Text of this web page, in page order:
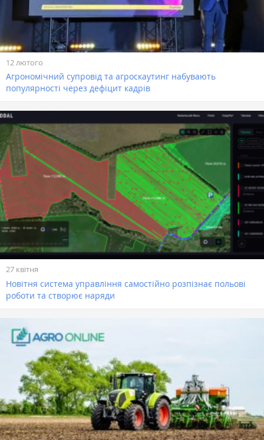
12 лютого
Агрономічний супровід та агроскаутинг набувають
популярності через дефіцит кадрів
27 квітня
Новітня система управління самостійно розпізнає польові
роботи та створює наряди